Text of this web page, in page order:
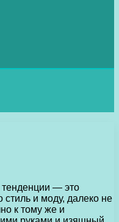
— это
и моду, далеко не
к тому же и